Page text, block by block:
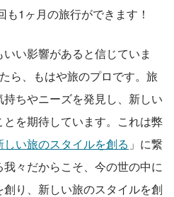
1ヶ月の旅行ができます！
い影響があると信じていま
ら、もはや旅のプロです。旅
ちやニーズを発見し、新しい
を期待しています。これは弊
しい旅のスタイルを創る 」に繋
々だからこそ、今の世の中に
り、新しい旅のスタイルを創